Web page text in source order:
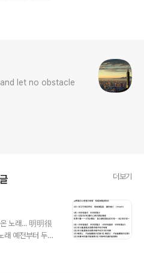
let no obstacle
더보기
노래... 明明很
예전부터 두사
나왔던 량징루..